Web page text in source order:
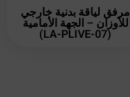
مرفق لياقة بدنية خارجي
للأوزان – الجهة الأمامية
(LA-PLIVE-07)